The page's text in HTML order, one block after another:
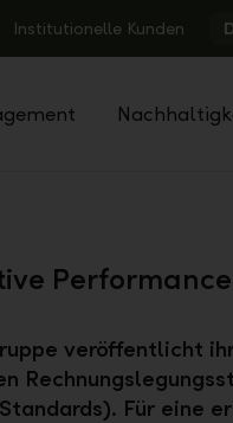
Institutionelle Kunden
veröffentlicht
Für eine